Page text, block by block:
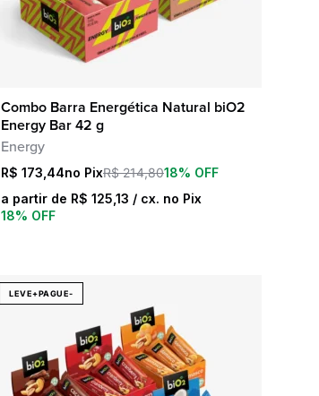
COMPRA RÁPIDA
Combo Barra Energética Natural biO2
Energy Bar 42 g
Energy
R$214,80
O
original
R$ 173,44
O
atual
18% OFF
a partir de R$ 125,13 / cx. no Pix
18% OFF
LEVE+PAGUE-